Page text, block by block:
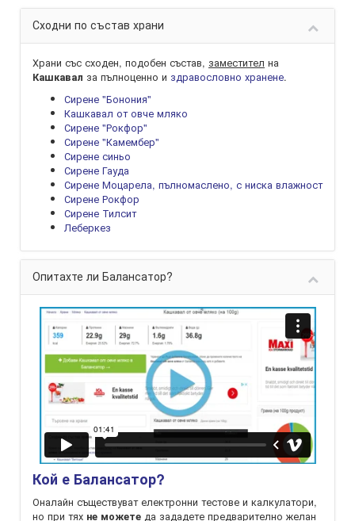
Сходни по състав храни
Храни със сходен, подобен състав, заместител на
Кашкавал за пълноценно и здравословно хранене.
Сирене "Бонония"
Кашкавал от овче мляко
Сирене "Рокфор"
Сирене "Камембер"
Сирене синьо
Сирене Гауда
Сирене Моцарела, пълномаслено, с ниска влажност
Сирене Рокфор
Сирене Тилсит
Леберкез
Опитахте ли Балансатор?
Кой е Балансатор?
Оналайн съществуват електронни тестове и калкулатори,
но при тях не можете да зададете предварително желан